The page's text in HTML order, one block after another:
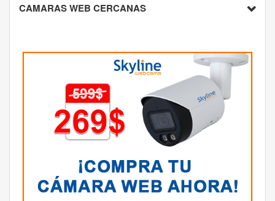
CAMARAS WEB CERCANAS